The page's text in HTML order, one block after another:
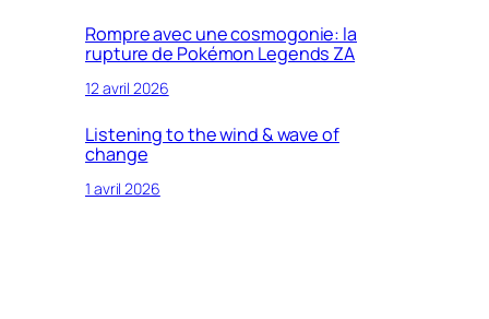
Rompre avec une cosmogonie: la
rupture de Pokémon Legends ZA
12 avril 2026
Listening to the wind & wave of
change
1 avril 2026